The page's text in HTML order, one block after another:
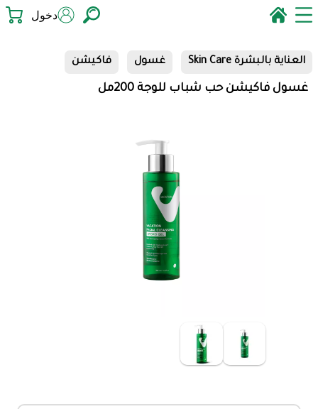
دخول
العناية بالبشرة Skin Care غسول فاكيشن
غسول فاكيشن حب شباب للوجة 200مل